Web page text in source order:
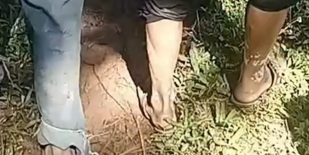
Kondisi infrastruktur yang tertinggal ini membuat
keselamatan ibu dan janin dalam kandungan
terancam akibat guncangan dan durasi perjalanan
yang lama. Warga setempat menyatakan metode
tandu adalah satu-satunya pilihan yang mereka
miliki setiap kali ada warga yang mengalami kondisi
darurat medis.